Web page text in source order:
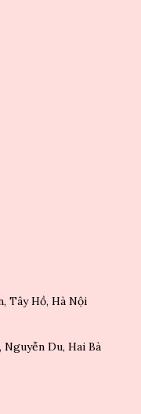
Tây Hồ, Hà Nội
Nguyễn Du, Hai Bà